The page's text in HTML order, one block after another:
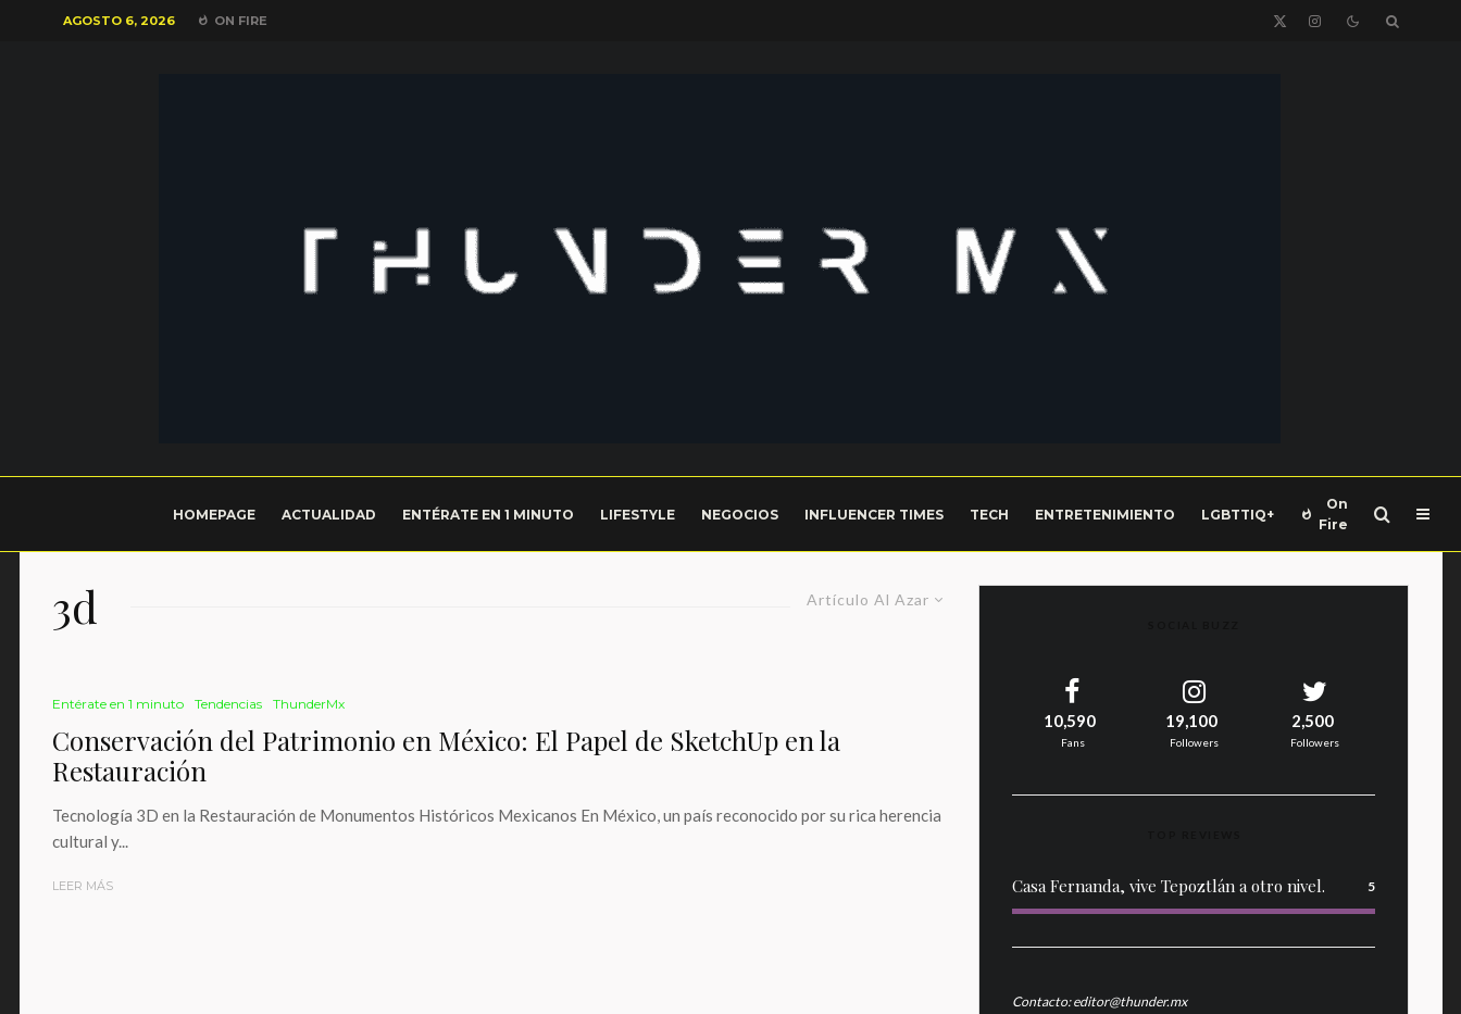
AGOSTO 6, 2026 ON FIRE
HOMEPAGE ACTUALIDAD ENTÉRATE EN 1 MINUTO LIFESTYLE NEGOCIOS INFLUENCER TIMES TECH ENTRETENIMIENTO LGBTTIQ+
On
Fire
Artículo Al Azar
3d
Entérate en 1 minuto Tendencias ThunderMx
Conservación del Patrimonio en México: El Papel de SketchUp en la
Restauración
Tecnología 3D en la Restauración de Monumentos Históricos Mexicanos En México, un país reconocido por su rica herencia
cultural y...
LEER MÁS
10,590
Fans
19,100
Followers
2,500
Followers
Casa Fernanda, vive Tepoztlán a otro nivel. 5
Contacto: editor@thunder.mx